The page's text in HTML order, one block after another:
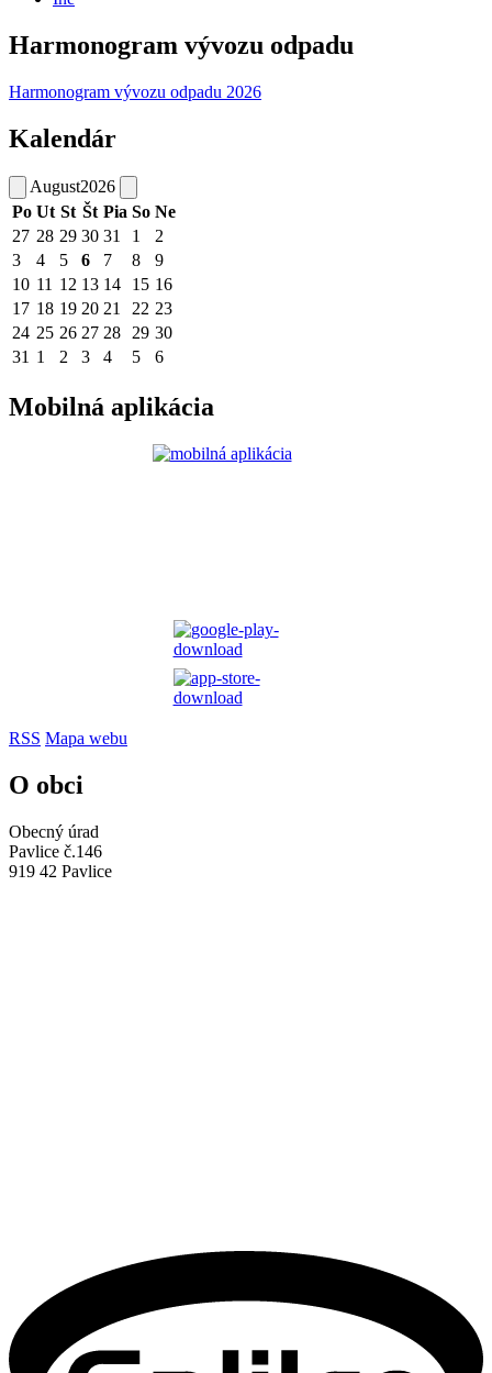
Harmonogram vývozu odpadu
Harmonogram vývozu odpadu 2026
Kalendár
August2026
Po Ut St Št Pia So Ne
27 28 29 30 31 1
2
3
4 5 6 7 8
9
10 11 12 13 14 15 16
17 18 19 20 21 22 23
24 25 26 27 28 29 30
31 1 2 3 4 5 6
Mobilná aplikácia
RSS Mapa webu
O obci
Obecný úrad
Pavlice č.146
919 42 Pavlice